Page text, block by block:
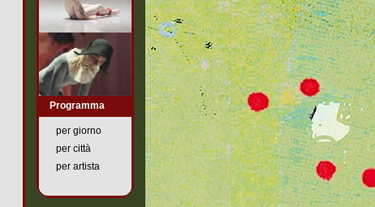
Programma
per giorno
per città
per artista